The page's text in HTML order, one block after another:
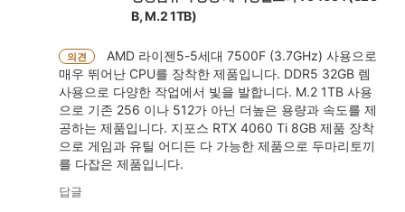
B, M.2 1TB)
의견
AMD 라이젠5-5세대 7500F (3.7GHz) 사용으로
매우 뛰어난 CPU를 장착한 제품입니다. DDR5 32GB 렘
사용으로 다양한 작업에서 빛을 발합니다. M.2 1TB 사용
으로 기존 256 이나 512가 아닌 더높은 용량과 속도를 제
공하는 제품입니다. 지포스 RTX 4060 Ti 8GB 제품 장착
으로 게임과 유틸 어디든 다 가능한 제품으로 두마리토끼
를 다잡은 제품입니다.
답글